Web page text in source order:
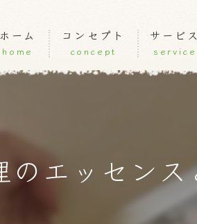
ホーム
home
コンセプト
concept
サービス
service
のエッセン